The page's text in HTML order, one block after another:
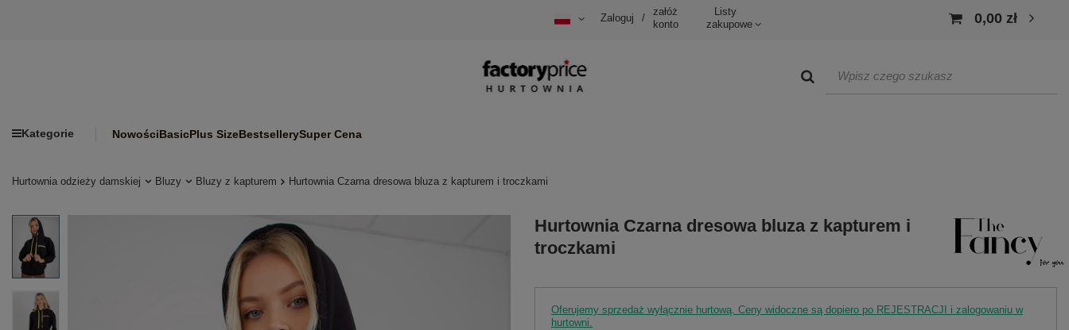
Zaloguj /
załóż
konto
Listy
zakupowe
0,00 zł
Kategorie NowościBasicPlus SizeBestsellerySuper Cena
Hurtownia odzieży damskiej Bluzy Bluzy z kapturem Hurtownia Czarna dresowa bluza z kapturem i troczkami
Hurtownia Czarna dresowa bluza z kapturem i
troczkami
Oferujemy sprzedaż wyłącznie hurtową. Ceny widoczne są dopiero po REJESTRACJI i zalogowaniu w
hurtowni.